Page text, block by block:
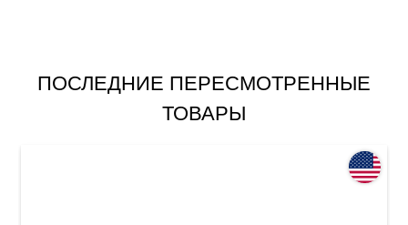
ПОСЛЕДНИЕ ПЕРЕСМОТРЕННЫЕ
ТОВАРЫ